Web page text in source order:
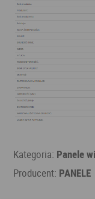
Kategoria: Panele
Producent: PANELE